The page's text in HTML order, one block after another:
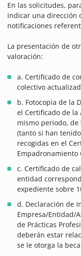
En las solicitudes,
indicar una dirección
notificaciones
La presentación de
valoración:
a. Certificado de
colectivo
b. Fotocopia de la
el Certificado de la
mismo periodo, de
(tanto si han
recogidas en el
Empadronamiento
c. Certificado de
entidad
expediente sobre
d. Declaración de
Empresa/Entidad/
de Prácticas
deberán estar
se le otorga la